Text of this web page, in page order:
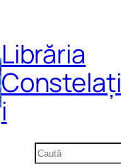
Librăria
Constelați
i
Caută